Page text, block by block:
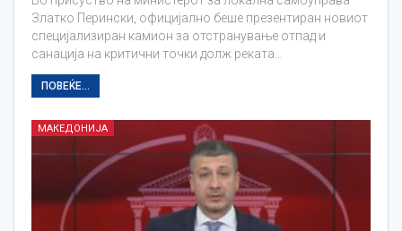
Златко Перински, официјално беше презентиран новиот
специјализиран камион за отстранување отпад и
санација на критични точки долж реката…
ПОВЕЌЕ...
МАКЕДОНИЈА